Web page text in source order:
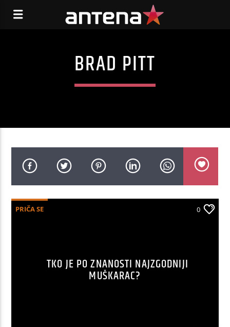
BRAD PITT
PRIČA SE 0
TKO JE PO ZNANOSTI NAJZGODNIJI
MUŠKARAC?